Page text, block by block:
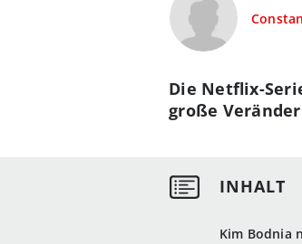
Kim Bodnia
Die Netflix-
große